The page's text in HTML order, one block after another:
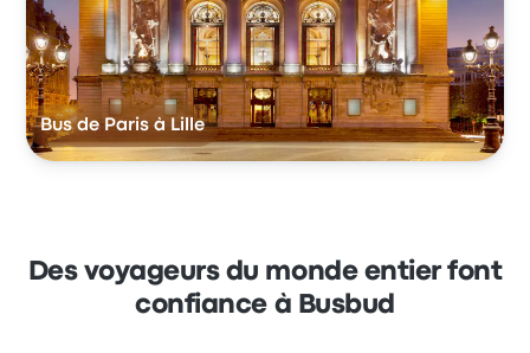
Bus de Paris à Lille
Des voyageurs du monde entier font
confiance à Busbud